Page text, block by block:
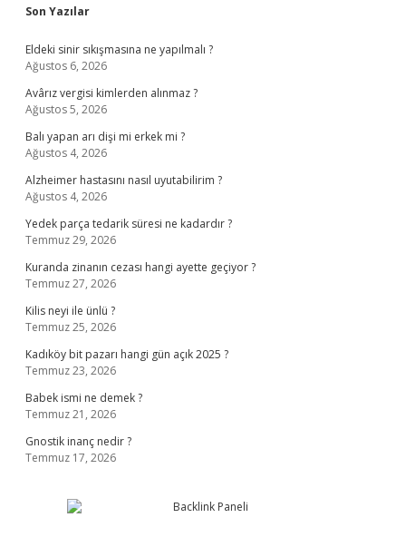
Sidebar
Son Yazılar
Eldeki sinir sıkışmasına ne yapılmalı ?
Ağustos 6, 2026
Avârız vergisi kimlerden alınmaz ?
Ağustos 5, 2026
Balı yapan arı dişi mi erkek mi ?
Ağustos 4, 2026
Alzheimer hastasını nasıl uyutabilirim ?
Ağustos 4, 2026
Yedek parça tedarik süresi ne kadardır ?
Temmuz 29, 2026
Kuranda zinanın cezası hangi ayette geçiyor ?
Temmuz 27, 2026
Kilis neyi ile ünlü ?
Temmuz 25, 2026
Kadıköy bit pazarı hangi gün açık 2025 ?
Temmuz 23, 2026
Babek ismi ne demek ?
Temmuz 21, 2026
Gnostik inanç nedir ?
Temmuz 17, 2026